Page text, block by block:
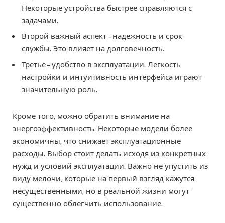
Некоторые устройства быстрее справляются с
задачами.
Второй важный аспект – надежность и срок
службы. Это влияет на долговечность.
Третье – удобство в эксплуатации. Легкость
настройки и интуитивность интерфейса играют
значительную роль.
Кроме того, можно обратить внимание на
энергоэффективность. Некоторые модели более
экономичны, что снижает эксплуатационные
расходы. Выбор стоит делать исходя из конкретных
нужд и условий эксплуатации. Важно не упустить из
виду мелочи, которые на первый взгляд кажутся
несущественными, но в реальной жизни могут
существенно облегчить использование.